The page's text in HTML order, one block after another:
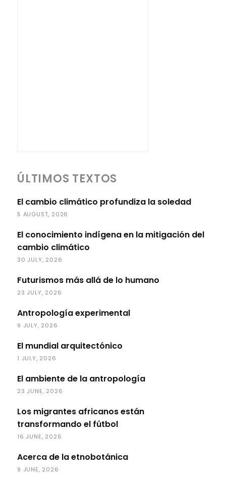
ÚLTIMOS TEXTOS
El cambio climático profundiza la soledad
5 AUGUST, 2026
El conocimiento indígena en la mitigación del
cambio climático
30 JULY, 2026
Futurismos más allá de lo humano
23 JULY, 2026
Antropología experimental
9 JULY, 2026
El mundial arquitectónico
1 JULY, 2026
El ambiente de la antropología
23 JUNE, 2026
Los migrantes africanos están
transformando el fútbol
16 JUNE, 2026
Acerca de la etnobotánica
9 JUNE, 2026